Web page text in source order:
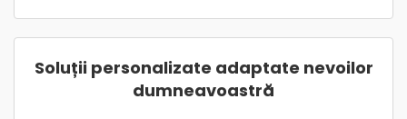
Soluții personalizate adaptate nevoilor
dumneavoastră